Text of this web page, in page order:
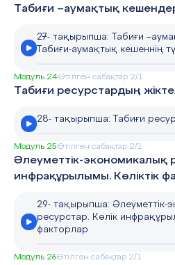
Табиғи –аумақтық
27- тақырыпша: Табиғи
Табиғи-аумақтық кешеннің
Модуль 24Өтілген сабақтар 2/1
Табиғи ресурстардың
28- тақырыпша: Табиғи
Модуль 25Өтілген сабақтар 2/1
Әлеуметтік-экономикалық
инфрақұрылымы. Көліктік
29- тақырыпша: Әлеуметтік-
ресурстар. Көлік
факторлар
Модуль 26Өтілген сабақтар 2/1